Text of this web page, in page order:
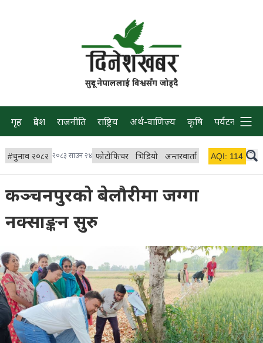
सुदूर नेपाललाई विश्वसँग जोड्दै
गृह प्रदेश राजनीति राष्ट्रिय अर्थ-वाणिज्य कृषि पर्यटन प्रवास
#चुनाव २०८२ २०८३ साउन २४ फोटोफिचर भिडियो अन्तरवार्ता विचार/ब्लग
AQI: 114
कञ्चनपुरको बेलौरीमा जग्गा
नक्साङ्कन सुरु